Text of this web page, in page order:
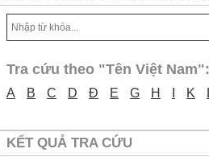
Tra cứu theo "Tên Việt Nam":
A B C D Đ E G H K
KẾT QUẢ TRA CỨU